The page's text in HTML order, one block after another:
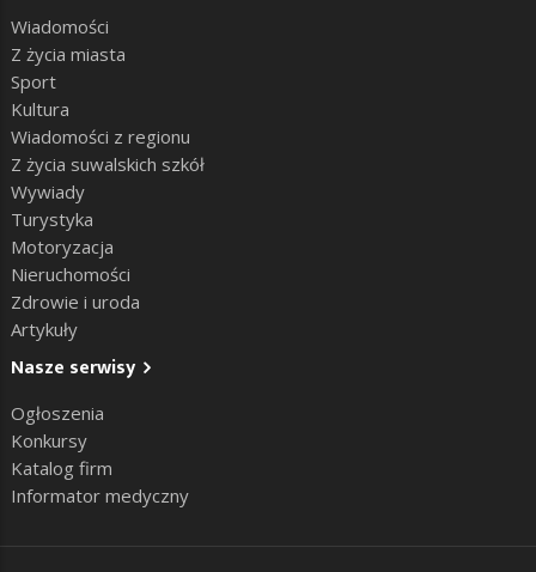
Wiadomości
Z życia miasta
Sport
Kultura
Wiadomości z regionu
Z życia suwalskich szkół
Wywiady
Turystyka
Motoryzacja
Nieruchomości
Zdrowie i uroda
Artykuły
Nasze serwisy
Ogłoszenia
Konkursy
Katalog firm
Informator medyczny